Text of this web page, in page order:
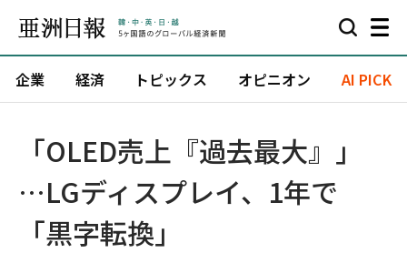
企業 経済 トピックス オピニオン AI PICK
「OLED売上『過去最大』」
…LGディスプレイ、1年で
「黒字転換」